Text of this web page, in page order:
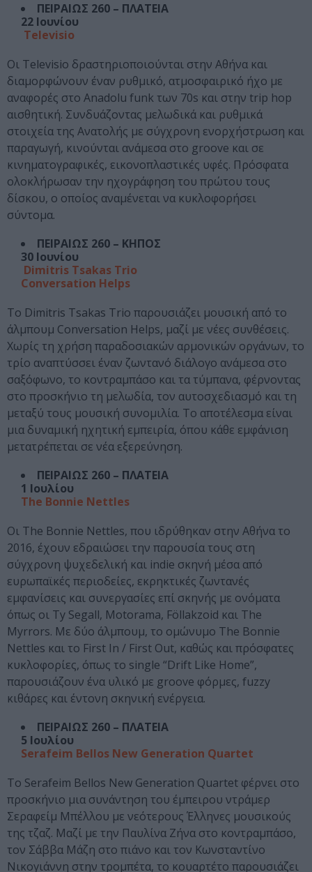
ΠΕΙΡΑΙΩΣ 260 – ΠΛΑΤΕΙΑ
22 Ιουνίου
Televisio
Οι Televisio δραστηριοποιούνται στην Αθήνα και
διαμορφώνουν έναν ρυθμικό, ατμοσφαιρικό ήχο με
αναφορές στο Anadolu funk των 70s και στην trip hop
αισθητική. Συνδυάζοντας μελωδικά και ρυθμικά
στοιχεία της Ανατολής με σύγχρονη ενορχήστρωση και
παραγωγή, κινούνται ανάμεσα στο groove και σε
κινηματογραφικές, εικονοπλαστικές υφές. Πρόσφατα
ολοκλήρωσαν την ηχογράφηση του πρώτου τους
δίσκου, ο οποίος αναμένεται να κυκλοφορήσει
σύντομα.
ΠΕΙΡΑΙΩΣ 260 – ΚΗΠΟΣ
30 Ιουνίου
Dimitris Tsakas Trio
Conversation Helps
Το Dimitris Tsakas Trio παρουσιάζει μουσική από το
άλμπουμ Conversation Helps, μαζί με νέες συνθέσεις.
Χωρίς τη χρήση παραδοσιακών αρμονικών οργάνων, το
τρίο αναπτύσσει έναν ζωντανό διάλογο ανάμεσα στο
σαξόφωνο, το κοντραμπάσο και τα τύμπανα, φέρνοντας
στο προσκήνιο τη μελωδία, τον αυτοσχεδιασμό και τη
μεταξύ τους μουσική συνομιλία. Το αποτέλεσμα είναι
μια δυναμική ηχητική εμπειρία, όπου κάθε εμφάνιση
μετατρέπεται σε νέα εξερεύνηση.
ΠΕΙΡΑΙΩΣ 260 – ΠΛΑΤΕΙΑ
1 Ιουλίου
The Bonnie Nettles
Οι The Bonnie Nettles, που ιδρύθηκαν στην Αθήνα το
2016, έχουν εδραιώσει την παρουσία τους στη
σύγχρονη ψυχεδελική και indie σκηνή μέσα από
ευρωπαϊκές περιοδείες, εκρηκτικές ζωντανές
εμφανίσεις και συνεργασίες επί σκηνής με ονόματα
όπως οι Ty Segall, Motorama, Föllakzoid και The
Myrrors. Με δύο άλμπουμ, το ομώνυμο The Bonnie
Nettles και το First In / First Out, καθώς και πρόσφατες
κυκλοφορίες, όπως το single “Drift Like Home”,
παρουσιάζουν ένα υλικό με groove φόρμες, fuzzy
κιθάρες και έντονη σκηνική ενέργεια.
ΠΕΙΡΑΙΩΣ 260 – ΠΛΑΤΕΙΑ
5 Ιουλίου
Serafeim Bellos New Generation Quartet
Το Serafeim Bellos New Generation Quartet φέρνει στο
προσκήνιο μια συνάντηση του έμπειρου ντράμερ
Σεραφείμ Μπέλλου με νεότερους Έλληνες μουσικούς
της τζαζ. Μαζί με την Παυλίνα Ζήνα στο κοντραμπάσο,
τον Σάββα Μάζη στο πιάνο και τον Κωνσταντίνο
Νικογιάννη στην τρομπέτα, το κουαρτέτο παρουσιάζει